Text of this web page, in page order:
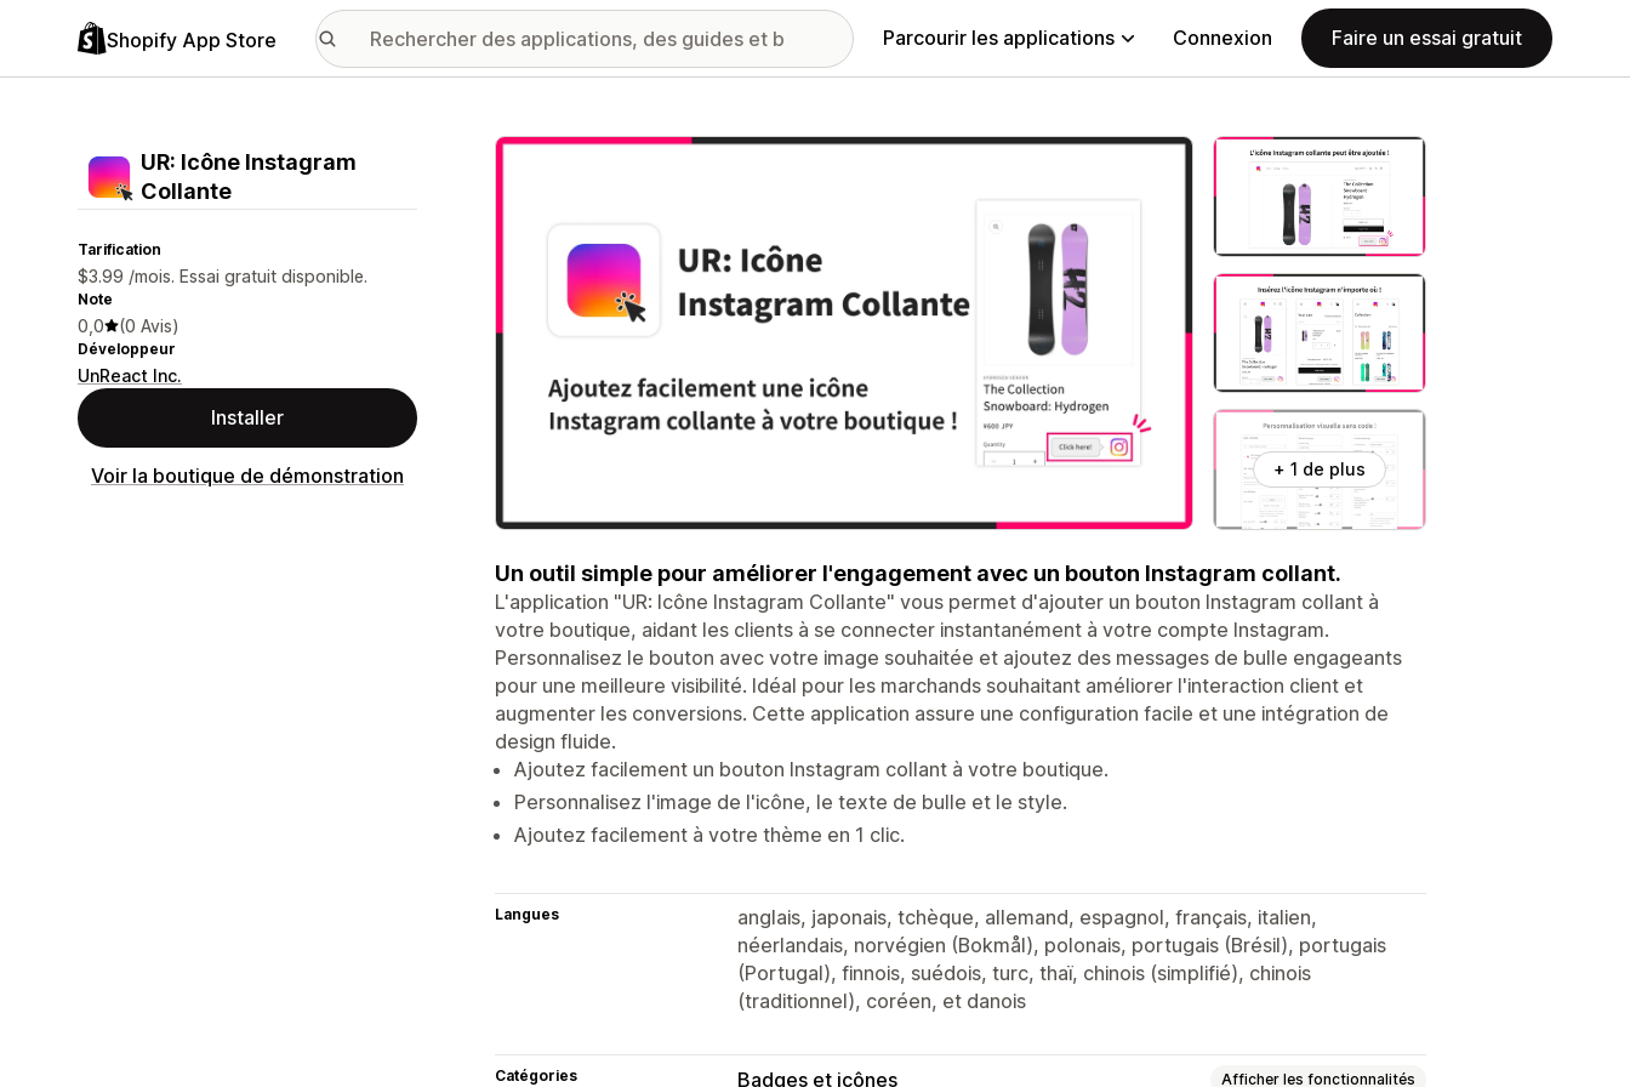
Shopify App Store Parcourir les applications Connexion Faire un essai gratuit
UR: Icône Instagram
Collante
Tarification
$3.99 /mois. Essai gratuit disponible.
Note
0,0 (0 Avis)
Développeur
UnReact Inc.
Installer
Voir la boutique de démonstration
Galerie d’images vedette
+ 1 de plus
Un outil simple pour améliorer l'engagement avec un bouton Instagram collant.
L'application "UR: Icône Instagram Collante" vous permet d'ajouter un bouton Instagram collant à
votre boutique, aidant les clients à se connecter instantanément à votre compte Instagram.
Personnalisez le bouton avec votre image souhaitée et ajoutez des messages de bulle engageants
pour une meilleure visibilité. Idéal pour les marchands souhaitant améliorer l'interaction client et
augmenter les conversions. Cette application assure une configuration facile et une intégration de
design fluide.
Ajoutez facilement un bouton Instagram collant à votre boutique.
Personnalisez l'image de l'icône, le texte de bulle et le style.
Ajoutez facilement à votre thème en 1 clic.
Langues
anglais, japonais, tchèque, allemand, espagnol, français, italien,
néerlandais, norvégien (Bokmål), polonais, portugais (Brésil), portugais
(Portugal), finnois, suédois, turc, thaï, chinois (simplifié), chinois
(traditionnel), coréen, et danois
Catégories Badges et icônes Afficher les fonctionnalités